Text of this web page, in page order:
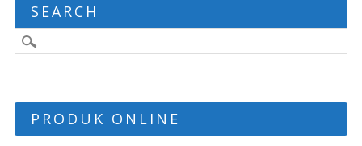
SEARCH
PRODUK ONLINE